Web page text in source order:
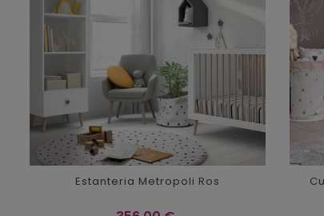
Estanteria Metropoli Ros